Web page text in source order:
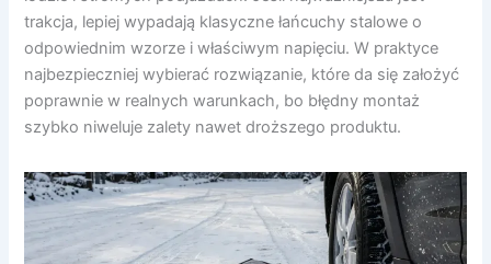
trakcja, lepiej wypadają klasyczne łańcuchy stalowe o
odpowiednim wzorze i właściwym napięciu. W praktyce
najbezpieczniej wybierać rozwiązanie, które da się założyć
poprawnie w realnych warunkach, bo błędny montaż
szybko niweluje zalety nawet droższego produktu.